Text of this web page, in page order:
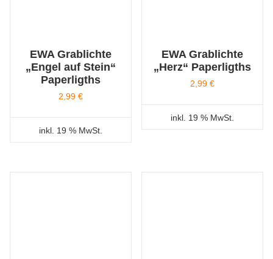
EWA Grablichte
„Engel auf Stein“
Paperligths
2,99 €
inkl. 19 % MwSt.
EWA Grablichte
„Herz“ Paperligths
2,99€
inkl. 19 % MwSt.